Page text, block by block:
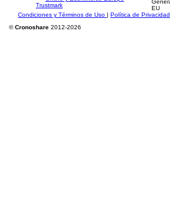
Condiciones y Términos de Uso | Política de Privacidad
©Cronoshare 2012-2026